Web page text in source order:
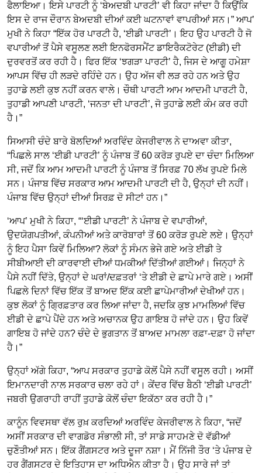
ਫੈਲਾਇਆ। ਇਸੇ ਪਾਰਟੀ ਨੂੰ ‘ਬੇਅਦਬੀ ਪਾਰਟੀ’ ਵੀ ਕਿਹਾ ਜਾਂਦਾ ਹੈ ਕਿਉਂਕਿ
ਇਸ ਦੇ ਰਾਜ ਦੌਰਾਨ ਬੇਅਦਬੀ ਦੀਆਂ ਕਈ ਘਟਨਾਵਾਂ ਵਾਪਰੀਆਂ ਸਨ।” ਆਪ’
ਮੁਖੀ ਨੇ ਕਿਹਾ “ਇੱਕ ਹੋਰ ਪਾਰਟੀ ਹੈ, ‘ਈਡੀ ਪਾਰਟੀ’। ਇਹ ਉਹ ਪਾਰਟੀ ਹੈ ਜੋ
ਵਪਾਰੀਆਂ ਤੋਂ ਪੈਸੇ ਵਸੂਲਣ ਲਈ ਇਨਫੋਰਸਮੈਂਟ ਡਾਇਰੈਕਟੋਰੇਟ (ਈਡੀ) ਦੀ
ਦੁਰਵਰਤੋਂ ਕਰ ਰਹੀ ਹੈ। ਫਿਰ ਇੱਕ ‘ਝਗੜਾ ਪਾਰਟੀ’ ਹੈ, ਜਿਸ ਦੇ ਆਗੂ ਹਮੇਸ਼ਾ
ਆਪਸ ਵਿੱਚ ਹੀ ਲੜਦੇ ਰਹਿੰਦੇ ਹਨ। ਉਹ ਅੱਜ ਵੀ ਲੜ ਰਹੇ ਹਨ ਅਤੇ ਉਹ
ਤੁਹਾਡੇ ਲਈ ਕੁਝ ਨਹੀਂ ਕਰਨ ਵਾਲੇ। ਚੌਥੀ ਪਾਰਟੀ ਆਮ ਆਦਮੀ ਪਾਰਟੀ ਹੈ,
ਤੁਹਾਡੀ ਆਪਣੀ ਪਾਰਟੀ, ‘ਜਨਤਾ ਦੀ ਪਾਰਟੀ’, ਜੋ ਤੁਹਾਡੇ ਲਈ ਕੰਮ ਕਰ ਰਹੀ
ਹੈ।”
ਸਿਆਸੀ ਚੰਦੇ ਬਾਰੇ ਬੋਲਦਿਆਂ ਅਰਵਿੰਦ ਕੇਜਰੀਵਾਲ ਨੇ ਦਾਅਵਾ ਕੀਤਾ,
“ਪਿਛਲੇ ਸਾਲ ‘ਈਡੀ ਪਾਰਟੀ’ ਨੂੰ ਪੰਜਾਬ ਤੋਂ 60 ਕਰੋੜ ਰੁਪਏ ਦਾ ਚੰਦਾ ਮਿਲਿਆ
ਸੀ, ਜਦੋਂ ਕਿ ਆਮ ਆਦਮੀ ਪਾਰਟੀ ਨੂੰ ਪੰਜਾਬ ਤੋਂ ਸਿਰਫ਼ 70 ਲੱਖ ਰੁਪਏ ਮਿਲੇ
ਸਨ। ਪੰਜਾਬ ਵਿੱਚ ਸਰਕਾਰ ਆਮ ਆਦਮੀ ਪਾਰਟੀ ਦੀ ਹੈ, ਉਨ੍ਹਾਂ ਦੀ ਨਹੀਂ।
ਪੰਜਾਬ ਵਿੱਚ ਉਨ੍ਹਾਂ ਦੀਆਂ ਸਿਰਫ਼ ਦੋ ਸੀਟਾਂ ਹਨ।”
‘ਆਪ’ ਮੁਖੀ ਨੇ ਕਿਹਾ, “‘ਈਡੀ ਪਾਰਟੀ’ ਨੇ ਪੰਜਾਬ ਦੇ ਵਪਾਰੀਆਂ,
ਉਦਯੋਗਪਤੀਆਂ, ਕੰਪਨੀਆਂ ਅਤੇ ਕਾਰੋਬਾਰਾਂ ਤੋਂ 60 ਕਰੋੜ ਰੁਪਏ ਲਏ। ਉਨ੍ਹਾਂ
ਨੂੰ ਇਹ ਪੈਸਾ ਕਿਵੇਂ ਮਿਲਿਆ? ਲੋਕਾਂ ਨੂੰ ਸੰਮਨ ਭੇਜੇ ਗਏ ਅਤੇ ਈਡੀ ਤੇ
ਸੀਬੀਆਈ ਦੀ ਕਾਰਵਾਈ ਦੀਆਂ ਧਮਕੀਆਂ ਦਿੱਤੀਆਂ ਗਈਆਂ। ਜਿਨ੍ਹਾਂ ਨੇ
ਪੈਸੇ ਨਹੀਂ ਦਿੱਤੇ, ਉਨ੍ਹਾਂ ਦੇ ਘਰਾਂ/ਦਫ਼ਤਰਾਂ ‘ਤੇ ਈਡੀ ਦੇ ਛਾਪੇ ਮਾਰੇ ਗਏ। ਅਸੀਂ
ਪਿਛਲੇ ਦਿਨਾਂ ਵਿੱਚ ਇੱਕ ਤੋਂ ਬਾਅਦ ਇੱਕ ਕਈ ਛਾਪੇਮਾਰੀਆਂ ਦੇਖੀਆਂ ਹਨ।
ਕੁਝ ਲੋਕਾਂ ਨੂੰ ਗ੍ਰਿਫ਼ਤਾਰ ਕਰ ਲਿਆ ਜਾਂਦਾ ਹੈ, ਜਦਕਿ ਕੁਝ ਮਾਮਲਿਆਂ ਵਿੱਚ
ਈਡੀ ਦੇ ਛਾਪੇ ਪੈਂਦੇ ਹਨ ਅਤੇ ਅਚਾਨਕ ਉਹ ਗਾਇਬ ਹੋ ਜਾਂਦੇ ਹਨ। ਉਹ ਕਿਵੇਂ
ਗਾਇਬ ਹੋ ਜਾਂਦੇ ਹਨ? ਚੰਦੇ ਦੇ ਭੁਗਤਾਨ ਤੋਂ ਬਾਅਦ ਮਾਮਲਾ ਰਫ਼ਾ-ਦਫ਼ਾ ਹੋ ਜਾਂਦਾ
ਹੈ।”
ਉਨ੍ਹਾਂ ਅੱਗੇ ਕਿਹਾ, “ਆਪ ਸਰਕਾਰ ਤੁਹਾਡੇ ਕੋਲੋਂ ਪੈਸੇ ਨਹੀਂ ਵਸੂਲ ਰਹੀ। ਅਸੀਂ
ਇਮਾਨਦਾਰੀ ਨਾਲ ਸਰਕਾਰ ਚਲਾ ਰਹੇ ਹਾਂ। ਕੇਂਦਰ ਵਿੱਚ ਬੈਠੀ ‘ਈਡੀ ਪਾਰਟੀ’
ਜਬਰੀ ਉਗਰਾਹੀ ਰਾਹੀਂ ਤੁਹਾਡੇ ਕੋਲੋਂ ਚੰਦਾ ਇਕੱਠਾ ਕਰ ਰਹੀ ਹੈ।”
ਕਾਨੂੰਨ ਵਿਵਸਥਾ ਵੱਲ ਰੁਖ਼ ਕਰਦਿਆਂ ਅਰਵਿੰਦ ਕੇਜਰੀਵਾਲ ਨੇ ਕਿਹਾ, “ਜਦੋਂ
ਅਸੀਂ ਸਰਕਾਰ ਦੀ ਵਾਗਡੋਰ ਸੰਭਾਲੀ ਸੀ, ਤਾਂ ਸਾਡੇ ਸਾਹਮਣੇ ਦੋ ਵੱਡੀਆਂ
ਚੁਣੌਤੀਆਂ ਸਨ। ਇੱਕ ਗੈਂਗਸਟਰ ਅਤੇ ਦੂਜਾ ਨਸ਼ਾ। ਮੈਂ ਨਿੱਜੀ ਤੌਰ ‘ਤੇ ਪੰਜਾਬ ਦੇ
ਹਰ ਗੈਂਗਸਟਰ ਦੇ ਇਤਿਹਾਸ ਦਾ ਅਧਿਐਨ ਕੀਤਾ ਹੈ। ਉਹ ਸਾਰੇ ਜਾਂ ਤਾਂ